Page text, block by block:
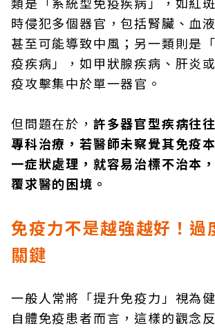
時侵犯多個器官，包括腎臟、血
甚至可能導致中風；另一類則是
疫疾病」，如甲狀腺疾病、肝炎
疫攻擊集中於單一器官。
但問題在於， 許多器官型疾病往
專科治療，若醫師未察覺其免疫
一症狀處理，就容易治標不治本
覆求醫的困境。
免疫力不是越強越好！過
關鍵
一般人常將「提升免疫力」視為
自體免疫患者而言，這樣的觀念